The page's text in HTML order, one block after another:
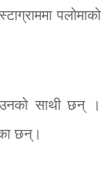
पलोमाको
साथी छन् ।
छन्।